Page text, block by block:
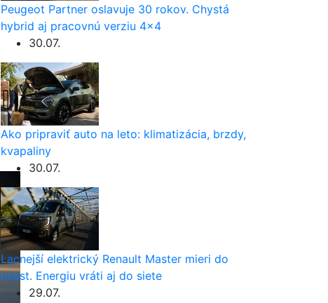
Peugeot Partner oslavuje 30 rokov. Chystá
hybrid aj pracovnú verziu 4×4
30.07.
Ako pripraviť auto na leto: klimatizácia, brzdy,
kvapaliny
30.07.
Lacnejší elektrický Renault Master mieri do
miest. Energiu vráti aj do siete
29.07.